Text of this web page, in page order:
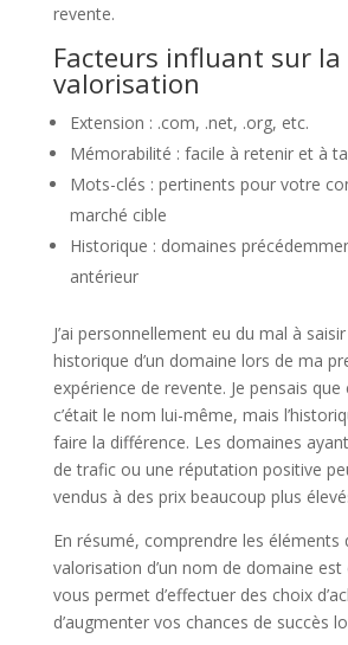
revente.
Facteurs influant sur la
valorisation
Extension : .com, .net, .org, etc.
Mémorabilité : facile à retenir et à
Mots-clés : pertinents pour votre
marché cible
Historique : domaines
antérieur
J’ai personnellement eu du mal à
historique d’un domaine lors de ma
expérience de revente. Je pensais
c’était le nom lui-même, mais
faire la différence. Les domaines
de trafic ou une réputation positive
vendus à des prix beaucoup plus
En résumé, comprendre les éléments
valorisation d’un nom de domaine est
vous permet d’effectuer des choix
d’augmenter vos chances de succès